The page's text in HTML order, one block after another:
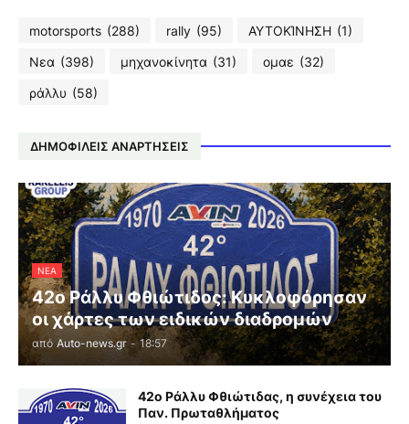
motorsports (288) rally (95) ΑΥΤΟΚΊΝΗΣΗ (1)
Νεα (398) μηχανοκίνητα (31) ομαε (32)
ράλλυ (58)
ΔΗΜΟΦΙΛΕΙΣ ΑΝΑΡΤΗΣΕΙΣ
ΝΕΑ
42ο Ράλλυ Φθιώτιδος: Κυκλοφόρησαν
οι χάρτες των ειδικών διαδρομών
από Auto-news.gr - 18:57
42ο Ράλλυ Φθιώτιδας, η συνέχεια του
Παν. Πρωταθλήματος